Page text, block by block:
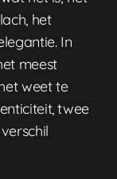
het
In
meest
weet te
twee